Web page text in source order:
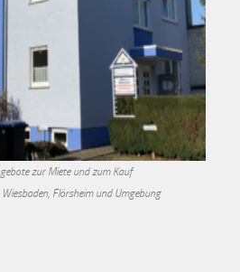
zur Miete und zum Kauf
Flörsheim und Umgebung